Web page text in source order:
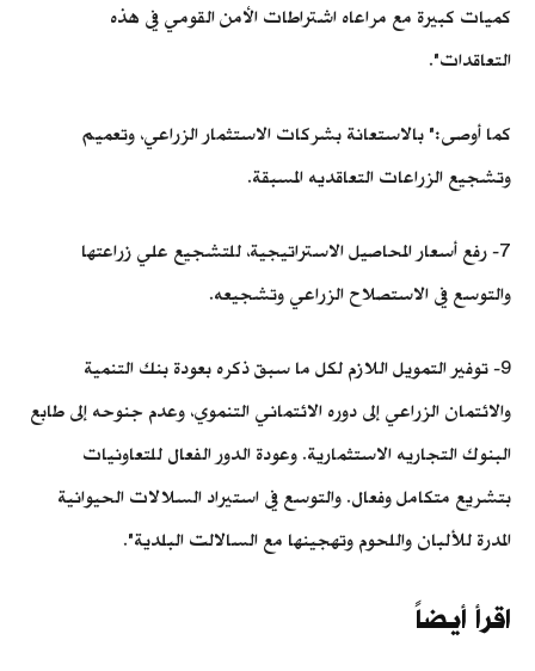
كميات كبيرة مع مراعاه اشتراطات الأمن القومي في هذه
التعاقدات".
كما أوصى:" بالاستعانة بشركات الاستثمار الزراعي، وتعميم
وتشجيع الزراعات التعاقديه المسبقة.
7- رفع أسعار المحاصيل الاستراتيجية، للتشجيع علي زراعتها
والتوسع في الاستصلاح الزراعي وتشجيعه.
9- توفير التمويل اللازم لكل ما سبق ذكره بعودة بنك التنمية
والائتمان الزراعي إلى دوره الائتماني التنموي، وعدم جنوحه إلى طابع
البنوك التجاريه الاستثمارية. وعودة الدور الفعال للتعاونيات
بتشريع متكامل وفعال. والتوسع في استيراد السلالات الحيوانية
المدرة للألبان واللحوم وتهجينها مع السالالت البلدية".
اقرأ أيضاً